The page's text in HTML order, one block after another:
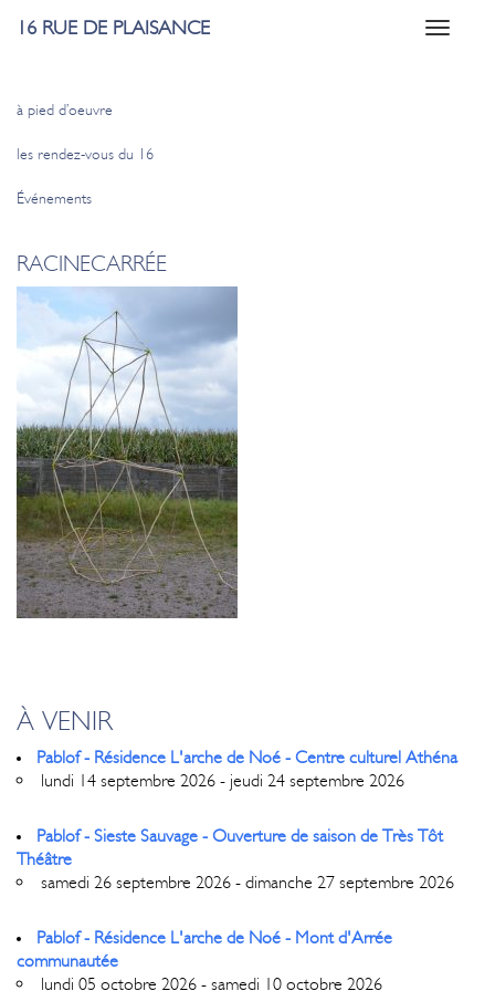
Toggle
16 RUE DE PLAISANCE
à pied d’oeuvre
les rendez-vous du 16
Événements
RACINECARRÉE
À VENIR
Pablof - Résidence L'arche de Noé - Centre culturel Athéna
lundi 14 septembre 2026 - jeudi 24 septembre 2026
Pablof - Sieste Sauvage - Ouverture de saison de Très Tôt
Théâtre
samedi 26 septembre 2026 - dimanche 27 septembre 2026
Pablof - Résidence L'arche de Noé - Mont d'Arrée
communautée
lundi 05 octobre 2026 - samedi 10 octobre 2026